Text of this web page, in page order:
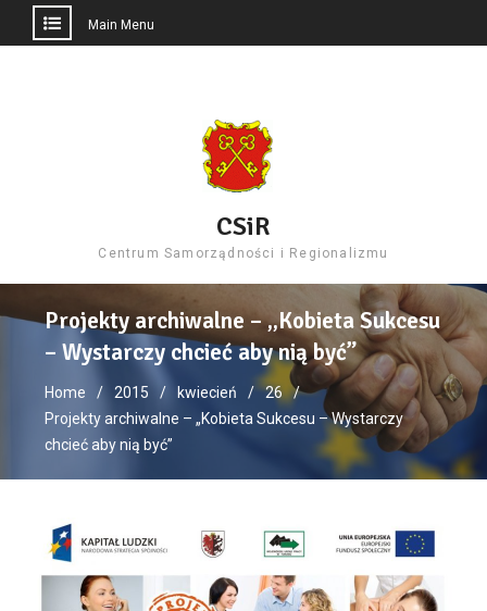
Main Menu
CSiR
Centrum Samorządności i Regionalizmu
Projekty archiwalne – „Kobieta Sukcesu
– Wystarczy chcieć aby nią być”
Home 2015 kwiecień
26
Projekty archiwalne – „Kobieta Sukcesu – Wystarczy
chcieć aby nią być”